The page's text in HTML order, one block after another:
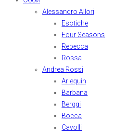
Alessandro Allori
Esotiche
Four Seasons
Rebecca
Rossa
Andrea Rossi
Arlequin
Barbana
Berggi
Bocca
Cavolli